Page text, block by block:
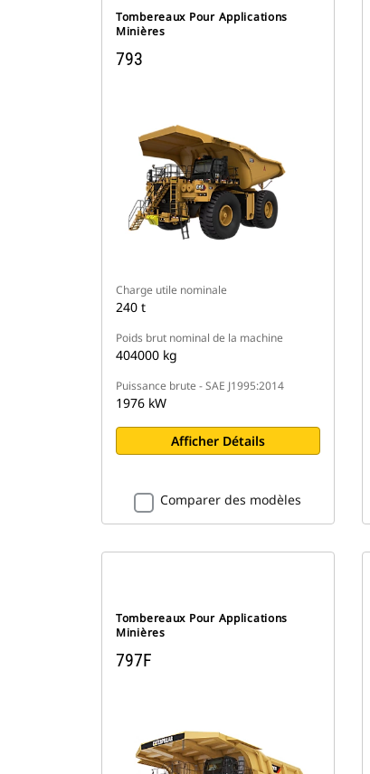
Tombereaux Pour Applications
Minières
793
Charge utile nominale
240 t
Poids brut nominal de la machine
404000 kg
Puissance brute - SAE J1995:2014
1976 kW
Afficher Détails
Comparer des modèles
Tombereaux Pour Applications
Minières
797F